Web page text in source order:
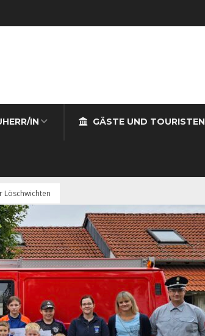
IN GÄSTE UND TOURISTEN
Löschwichten